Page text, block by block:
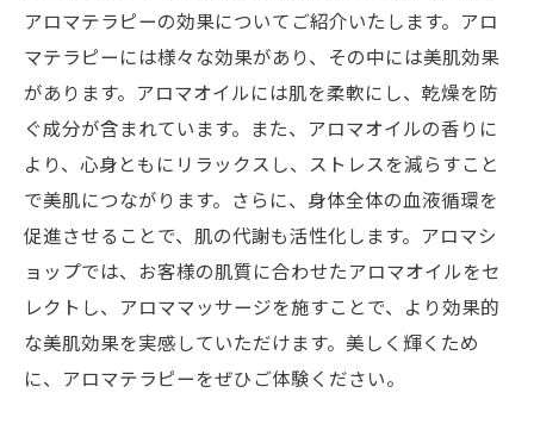
アロマテラピーの効果についてご紹介いたします。アロ
マテラピーには様々な効果があり、その中には美肌効果
があります。アロマオイルには肌を柔軟にし、乾燥を防
ぐ成分が含まれています。また、アロマオイルの香りに
より、心身ともにリラックスし、ストレスを減らすこと
で美肌につながります。さらに、身体全体の血液循環を
促進させることで、肌の代謝も活性化します。アロマシ
ョップでは、お客様の肌質に合わせたアロマオイルをセ
レクトし、アロママッサージを施すことで、より効果的
な美肌効果を実感していただけます。美しく輝くため
に、アロマテラピーをぜひご体験ください。